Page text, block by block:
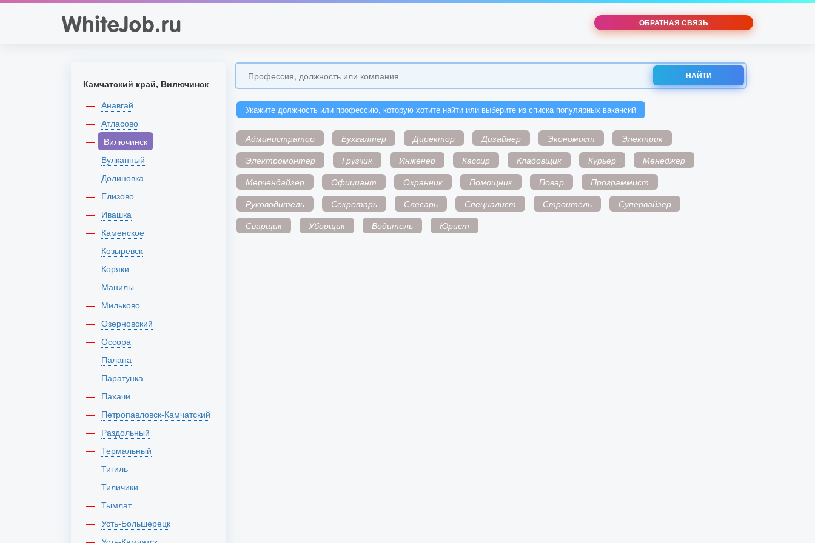
ОБРАТНАЯ СВЯЗЬ
НАЙТИ
Укажите должность или профессию, которую хотите найти или выберите из списка популярных вакансий
Администратор Бухгалтер Директор Дизайнер Экономист
Электрик
Электромонтер
Грузчик Инженер Кассир Кладовщик Курьер
Менеджер
Мерчендайзер
Официант Охранник Помощник Повар
Программист
Руководитель
Секретарь Слесарь Специалист Строитель
Супервайзер
Сварщик
Уборщик Водитель Юрист
Камчатский край, Вилючинск
Анавгай
Атласово
Вилючинск
Вулканный
Долиновка
Елизово
Ивашка
Каменское
Козыревск
Коряки
Манилы
Мильково
Озерновский
Оссора
Палана
Паратунка
Пахачи
Петропавловск-Камчатский
Раздольный
Термальный
Тигиль
Тиличики
Тымлат
Усть-Большерецк